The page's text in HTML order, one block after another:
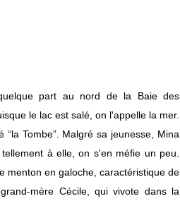
part au nord de la Baie des
le lac est salé, on l'appelle la mer.
Tombe”. Malgré sa jeunesse, Mina
à elle, on s'en méfie un peu.
menton en galoche, caractéristique de
mère Cécile, qui vivote dans la